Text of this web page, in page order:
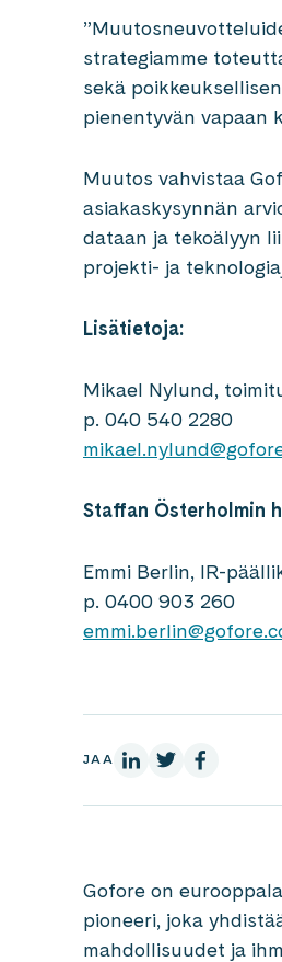
strategiamme
sekä
pienentyvän vapaan
Muutos vahvistaa
asiakaskysynnän
dataan ja tekoälyyn
projekti- ja
Lisätietoja:
Mikael Nylund,
p. 040 540 2280
Staffan Österholmin
Emmi Berlin, IR-
p. 0400 903 260
JAA LinkedInissä
X:ssä
Gofore on
pioneeri, joka
mahdollisuudet ja